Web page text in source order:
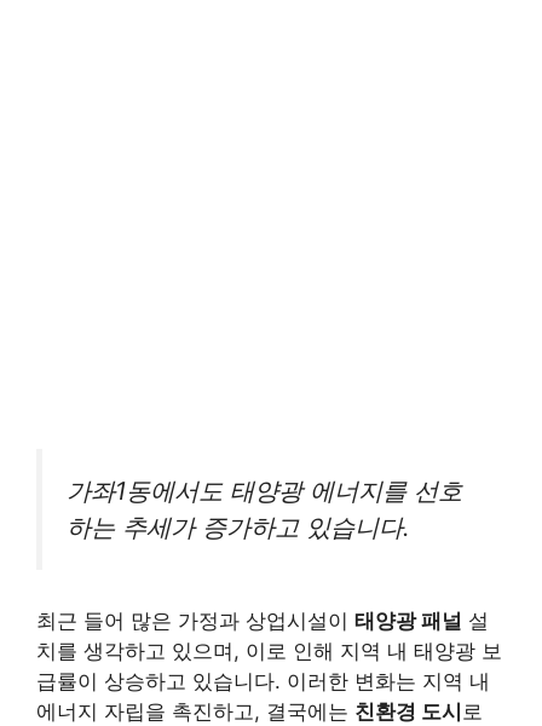
가좌1동에서도 태양광 에너지를 선호
하는 추세가 증가하고 있습니다.
최근 들어 많은 가정과 상업시설이 태양광 패널 설
치를 생각하고 있으며, 이로 인해 지역 내 태양광 보
급률이 상승하고 있습니다. 이러한 변화는 지역 내
에너지 자립을 촉진하고, 결국에는 친환경 도시 로